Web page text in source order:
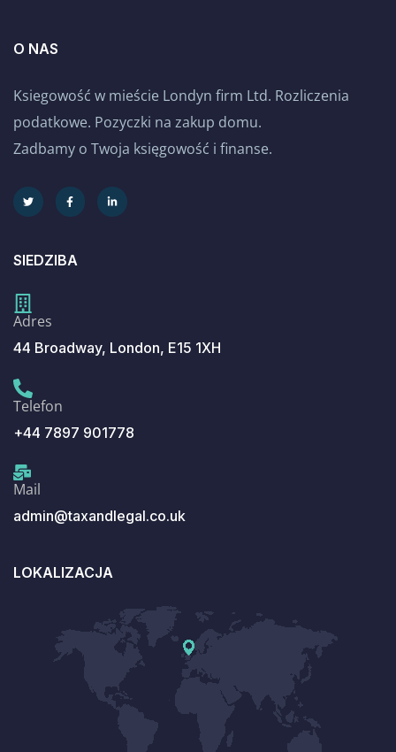
O NAS
Ksiegowość w mieście Londyn firm Ltd. Rozliczenia
podatkowe. Pozyczki na zakup domu.
Zadbamy o Twoja księgowość i finanse.
SIEDZIBA
Adres
44 Broadway, London, E15 1XH
Telefon
+44 7897 901778
Mail
admin@taxandlegal.co.uk
LOKALIZACJA